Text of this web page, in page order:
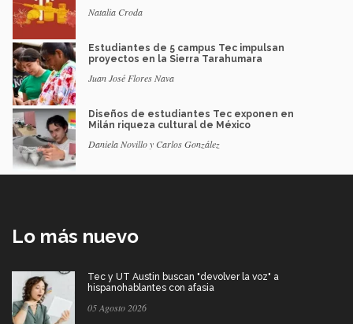
Natalia Croda
Estudiantes de 5 campus Tec impulsan
proyectos en la Sierra Tarahumara
Juan José Flores Nava
Diseños de estudiantes Tec exponen en
Milán riqueza cultural de México
Daniela Novillo y Carlos González
Lo más nuevo
Tec y UT Austin buscan "devolver la voz" a
hispanohablantes con afasia
05 Agosto 2026